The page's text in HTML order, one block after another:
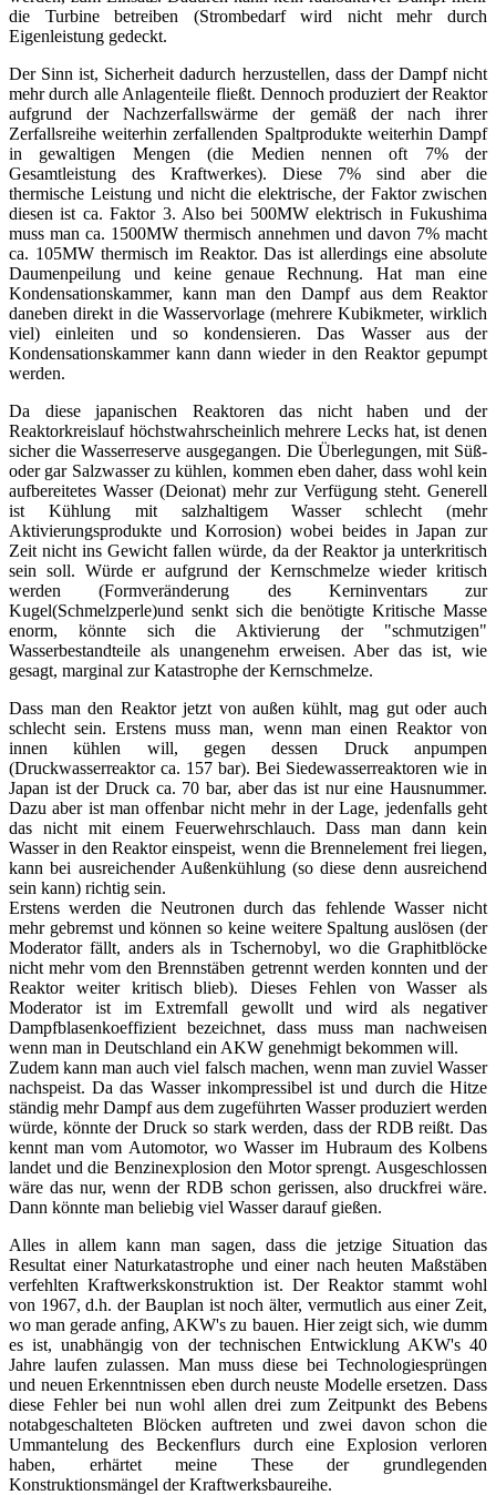
die Turbine betreiben (Strombedarf wird nicht mehr durch
Eigenleistung gedeckt.
Der Sinn ist, Sicherheit dadurch herzustellen, dass der Dampf nicht
mehr durch alle Anlagenteile fließt. Dennoch produziert der Reaktor
aufgrund der Nachzerfallswärme der gemäß der nach ihrer
Zerfallsreihe weiterhin zerfallenden Spaltprodukte weiterhin Dampf
in gewaltigen Mengen (die Medien nennen oft 7% der
Gesamtleistung des Kraftwerkes). Diese 7% sind aber die
thermische Leistung und nicht die elektrische, der Faktor zwischen
diesen ist ca. Faktor 3. Also bei 500MW elektrisch in Fukushima
muss man ca. 1500MW thermisch annehmen und davon 7% macht
ca. 105MW thermisch im Reaktor. Das ist allerdings eine absolute
Daumenpeilung und keine genaue Rechnung. Hat man eine
Kondensationskammer, kann man den Dampf aus dem Reaktor
daneben direkt in die Wasservorlage (mehrere Kubikmeter, wirklich
viel) einleiten und so kondensieren. Das Wasser aus der
Kondensationskammer kann dann wieder in den Reaktor gepumpt
werden.
Da diese japanischen Reaktoren das nicht haben und der
Reaktorkreislauf höchstwahrscheinlich mehrere Lecks hat, ist denen
sicher die Wasserreserve ausgegangen. Die Überlegungen, mit Süß-
oder gar Salzwasser zu kühlen, kommen eben daher, dass wohl kein
aufbereitetes Wasser (Deionat) mehr zur Verfügung steht. Generell
ist Kühlung mit salzhaltigem Wasser schlecht (mehr
Aktivierungsprodukte und Korrosion) wobei beides in Japan zur
Zeit nicht ins Gewicht fallen würde, da der Reaktor ja unterkritisch
sein soll. Würde er aufgrund der Kernschmelze wieder kritisch
werden (Formveränderung des Kerninventars zur
Kugel(Schmelzperle)und senkt sich die benötigte Kritische Masse
enorm, könnte sich die Aktivierung der "schmutzigen"
Wasserbestandteile als unangenehm erweisen. Aber das ist, wie
gesagt, marginal zur Katastrophe der Kernschmelze.
Dass man den Reaktor jetzt von außen kühlt, mag gut oder auch
schlecht sein. Erstens muss man, wenn man einen Reaktor von
innen kühlen will, gegen dessen Druck anpumpen
(Druckwasserreaktor ca. 157 bar). Bei Siedewasserreaktoren wie in
Japan ist der Druck ca. 70 bar, aber das ist nur eine Hausnummer.
Dazu aber ist man offenbar nicht mehr in der Lage, jedenfalls geht
das nicht mit einem Feuerwehrschlauch. Dass man dann kein
Wasser in den Reaktor einspeist, wenn die Brennelement frei liegen,
kann bei ausreichender Außenkühlung (so diese denn ausreichend
sein kann) richtig sein.
Erstens werden die Neutronen durch das fehlende Wasser nicht
mehr gebremst und können so keine weitere Spaltung auslösen (der
Moderator fällt, anders als in Tschernobyl, wo die Graphitblöcke
nicht mehr vom den Brennstäben getrennt werden konnten und der
Reaktor weiter kritisch blieb). Dieses Fehlen von Wasser als
Moderator ist im Extremfall gewollt und wird als negativer
Dampfblasenkoeffizient bezeichnet, dass muss man nachweisen
wenn man in Deutschland ein AKW genehmigt bekommen will.
Zudem kann man auch viel falsch machen, wenn man zuviel Wasser
nachspeist. Da das Wasser inkompressibel ist und durch die Hitze
ständig mehr Dampf aus dem zugeführten Wasser produziert werden
würde, könnte der Druck so stark werden, dass der RDB reißt. Das
kennt man vom Automotor, wo Wasser im Hubraum des Kolbens
landet und die Benzinexplosion den Motor sprengt. Ausgeschlossen
wäre das nur, wenn der RDB schon gerissen, also druckfrei wäre.
Dann könnte man beliebig viel Wasser darauf gießen.
Alles in allem kann man sagen, dass die jetzige Situation das
Resultat einer Naturkatastrophe und einer nach heuten Maßstäben
verfehlten Kraftwerkskonstruktion ist. Der Reaktor stammt wohl
von 1967, d.h. der Bauplan ist noch älter, vermutlich aus einer Zeit,
wo man gerade anfing, AKW's zu bauen. Hier zeigt sich, wie dumm
es ist, unabhängig von der technischen Entwicklung AKW's 40
Jahre laufen zulassen. Man muss diese bei Technologiesprüngen
und neuen Erkenntnissen eben durch neuste Modelle ersetzen. Dass
diese Fehler bei nun wohl allen drei zum Zeitpunkt des Bebens
notabgeschalteten Blöcken auftreten und zwei davon schon die
Ummantelung des Beckenflurs durch eine Explosion verloren
haben, erhärtet meine These der grundlegenden
Konstruktionsmängel der Kraftwerksbaureihe.